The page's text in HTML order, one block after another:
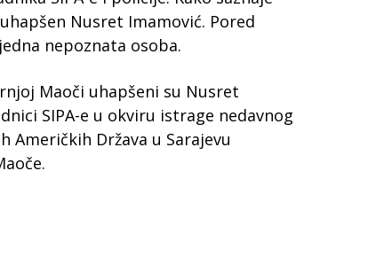
Nusret Imamović. Pored
nepoznata osoba.
Maoči uhapšeni su Nusret
SIPA-e u okviru istrage nedavnog
Američkih Država u Sarajevu